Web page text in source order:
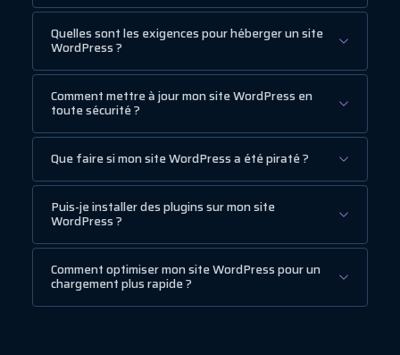
Quelles sont les exigences pour héberger un site
WordPress ?
Comment mettre à jour mon site WordPress en
toute sécurité ?
Que faire si mon site WordPress a été piraté ?
Puis-je installer des plugins sur mon site
WordPress ?
Comment optimiser mon site WordPress pour un
chargement plus rapide ?